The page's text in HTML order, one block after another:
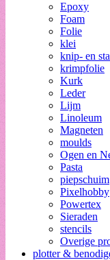
Epoxy
Foam
Folie
klei
knip- en
krimpfolie
Kurk
Leder
Lijm
Linoleum
Magneten
moulds
Ogen en
Pasta
piepschuim
Pixelhobby
Powertex
Sieraden
stencils
Overige
plotter &